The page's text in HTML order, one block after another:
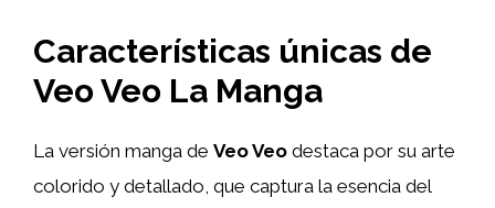
Características únicas de
Veo Veo La Manga
La versión manga de Veo Veo destaca por su arte
colorido y detallado, que captura la esencia del